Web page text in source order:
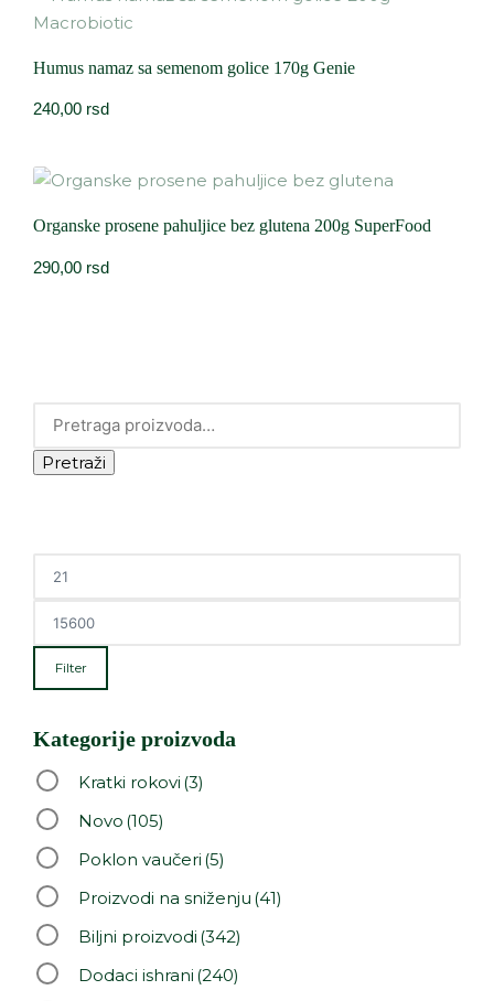
Humus namaz sa semenom golice 170g Genie
240,00 rsd
Organske prosene pahuljice bez glutena 200g SuperFood
290,00 rsd
Pretraži
Filter
Kategorije proizvoda
Kratki rokovi (3)
Novo (105)
Poklon vaučeri (5)
Proizvodi na sniženju (41)
Biljni proizvodi (342)
Dodaci ishrani (240)